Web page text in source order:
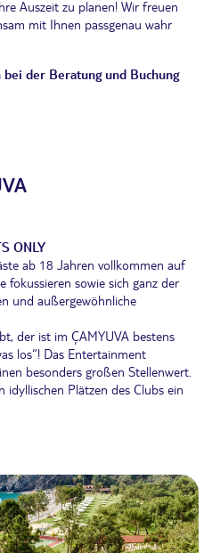
Auszeit zu planen! Wir freuen
mit Ihnen passgenau wahr
der Beratung und Buchung
ONLY
ab 18 Jahren vollkommen auf
fokussieren sowie sich ganz der
und außergewöhnliche
der ist im ÇAMYUVA bestens
los“! Das Entertainment
besonders großen Stellenwert.
Plätzen des Clubs ein